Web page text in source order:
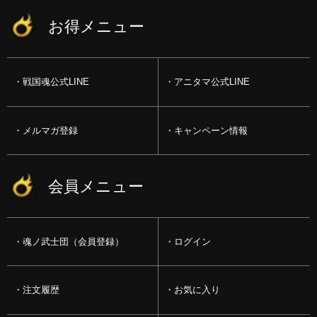
お得メニュー
戦国魂公式LINE アニタマ公式LINE
メルマガ登録 キャンペーン情報
会員メニュー
魂ノ武士団（会員登録） ログイン
注文履歴 お気に入り